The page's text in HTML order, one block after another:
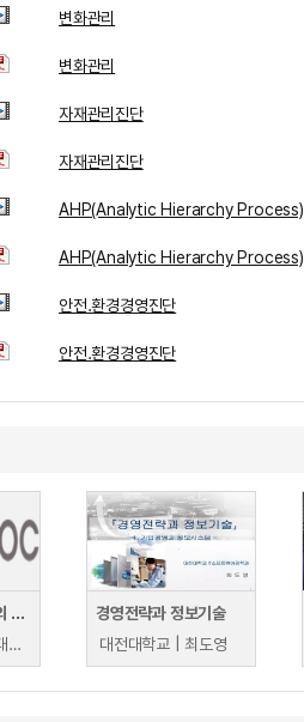
변화관리
변화관리
자재관리진단
자재관리진단
AHP(Analytic Hierarchy Process)
AHP(Analytic Hierarchy Process)
안전.환경경영진단
안전.환경경영진단
사회적경제기업가의 경영전략
K-MOOC | 인천대학교 양준호 교수
경영전략과 정보기술
대전대학교 | 최도영